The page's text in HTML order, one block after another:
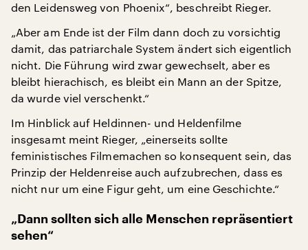
den Leidensweg von Phoenix“, beschreibt Rieger.
„Aber am Ende ist der Film dann doch zu vorsichtig
damit, das patriarchale System ändert sich eigentlich
nicht. Die Führung wird zwar gewechselt, aber es
bleibt hierachisch, es bleibt ein Mann an der Spitze,
da wurde viel verschenkt.“
Im Hinblick auf Heldinnen- und Heldenfilme
insgesamt meint Rieger, „einerseits sollte
feministisches Filmemachen so konsequent sein, das
Prinzip der Heldenreise auch aufzubrechen, dass es
nicht nur um eine Figur geht, um eine Geschichte.“
„Dann sollten sich alle Menschen repräsentiert
sehen“